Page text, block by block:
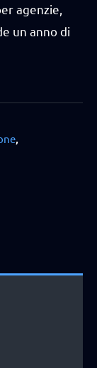
agenzie,
un anno di
,